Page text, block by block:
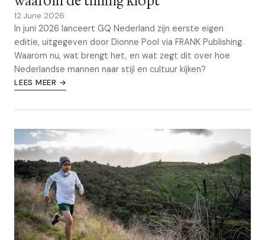
12 June 2026
In juni 2026 lanceert GQ Nederland zijn eerste eigen
editie, uitgegeven door Dionne Pool via FRANK Publishing.
Waarom nu, wat brengt het, en wat zegt dit over hoe
Nederlandse mannen naar stijl en cultuur kijken?
LEES MEER →